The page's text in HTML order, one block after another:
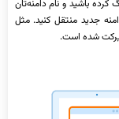
باشید و نام دامنه‌تان
کاربران را به دامنه جدید منتقل کنید. مثل